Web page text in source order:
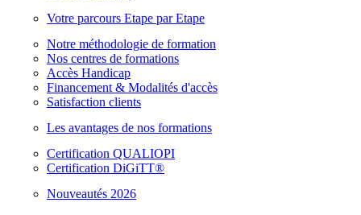
Votre parcours Etape par Etape
Notre méthodologie de formation
Nos centres de formations
Accès Handicap
Financement & Modalités d'accès
Satisfaction clients
Les avantages de nos formations
Certification QUALIOPI
Certification DiGiTT®
Nouveautés 2026